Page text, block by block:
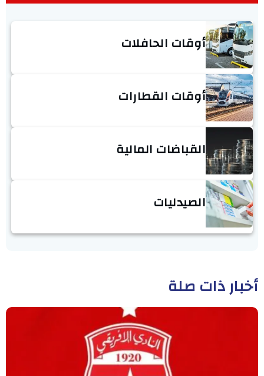
أوقات الحافلات
أوقات القطارات
القباضات المالية
الصيدليات
أخبار ذات صلة